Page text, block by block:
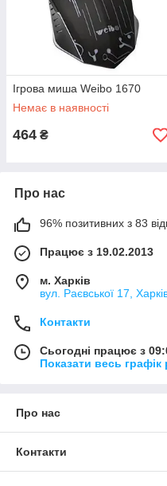
Ігрова миша Weibo 1670
Немає в наявності
464 ₴
Про нас
96% позитивних з 83
Працює з 19.02.2013
м. Харків
вул. Раєвської 17,
Контакти
Сьогодні працює з
Показати весь графік
Про нас
Контакти